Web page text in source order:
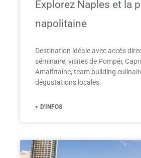
Explorez Naples et la
napolitaine
Destination idéale avec accès
séminaire, visites de Pompéi,
Amalfitaine, team building
dégustations locales.
+ D'INFOS